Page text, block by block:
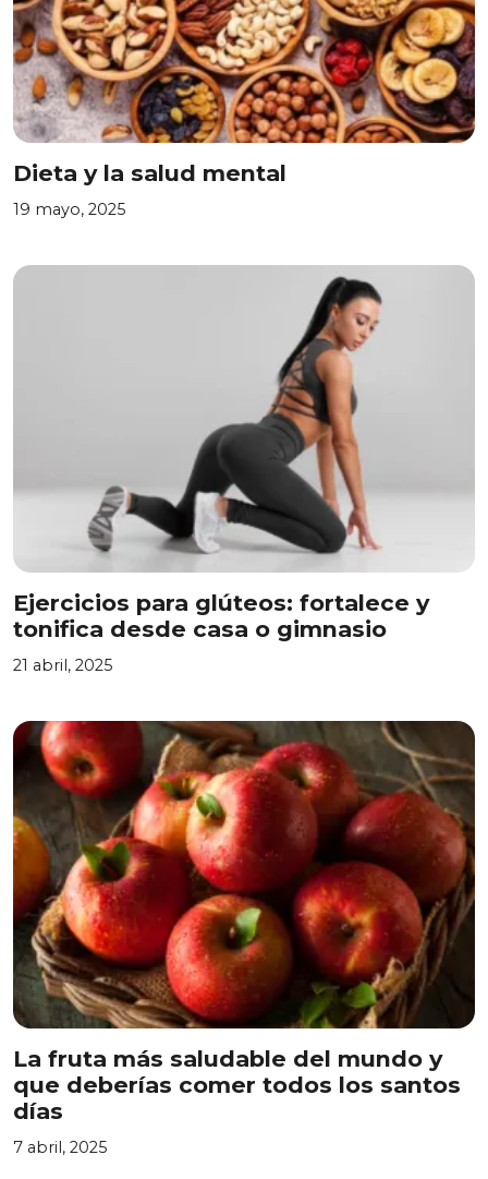
Dieta y la salud mental
19 mayo, 2025
Ejercicios para glúteos: fortalece y
tonifica desde casa o gimnasio
21 abril, 2025
La fruta más saludable del mundo y
que deberías comer todos los santos
días
7 abril, 2025